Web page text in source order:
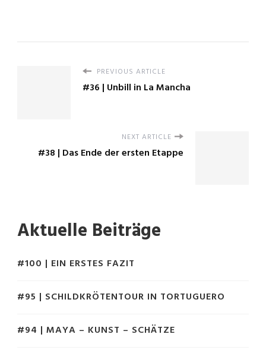
PREVIOUS ARTICLE
#36 | Unbill in La Mancha
NEXT ARTICLE
#38 | Das Ende der ersten Etappe
Aktuelle Beiträge
#100 | EIN ERSTES FAZIT
#95 | SCHILDKRÖTENTOUR IN TORTUGUERO
#94 | MAYA – KUNST – SCHÄTZE